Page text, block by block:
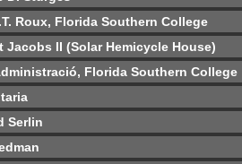
Roux, Florida Southern College
Jacobs II (Solar Hemicycle House)
Florida Southern College
Serlin